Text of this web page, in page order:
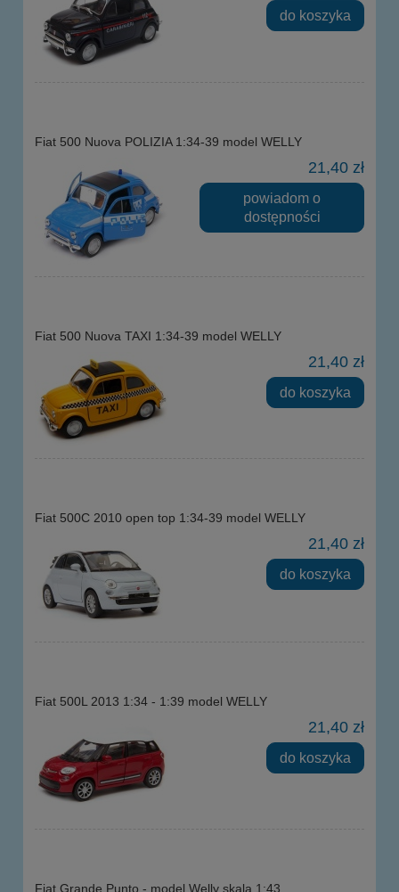
do koszyka
Fiat 500 Nuova POLIZIA 1:34-39 model WELLY
21,40 zł
powiadom o
dostępności
Fiat 500 Nuova TAXI 1:34-39 model WELLY
21,40 zł
do koszyka
Fiat 500C 2010 open top 1:34-39 model WELLY
21,40 zł
do koszyka
Fiat 500L 2013 1:34 - 1:39 model WELLY
21,40 zł
do koszyka
Fiat Grande Punto - model Welly skala 1:43